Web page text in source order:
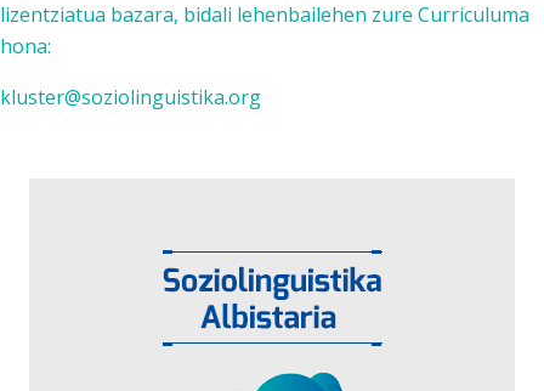
lizentziatua bazara, bidali lehenbailehen zure Curriculuma
hona:
kluster@soziolinguistika.org